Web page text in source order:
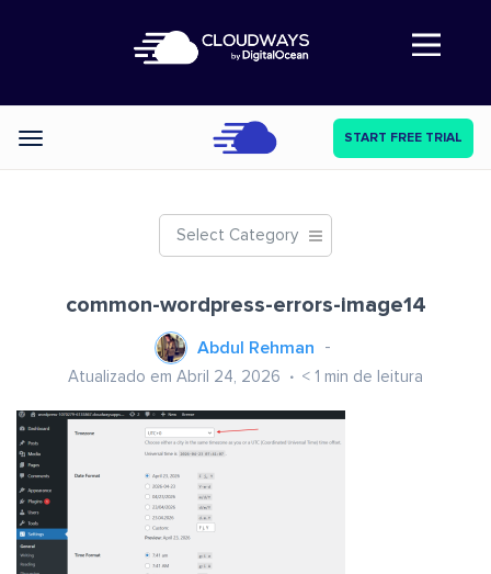
Abre a navegação
Categories START FREE TRIAL
Select Category
common-wordpress-errors-image14
Abdul Rehman
Atualizado em Abril 24, 2026 < 1 min de leitura